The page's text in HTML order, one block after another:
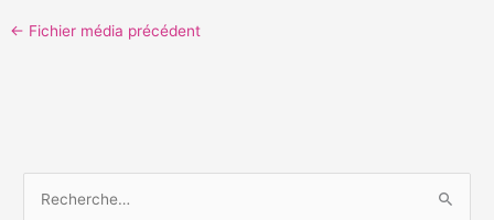
← Fichier média précédent